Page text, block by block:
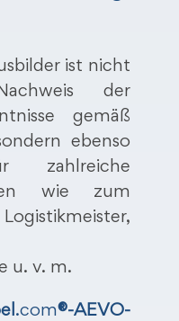
ist nicht
der
gemäß
ebenso
zahlreiche
wie zum
u. v. m.
.com®-AEVO-